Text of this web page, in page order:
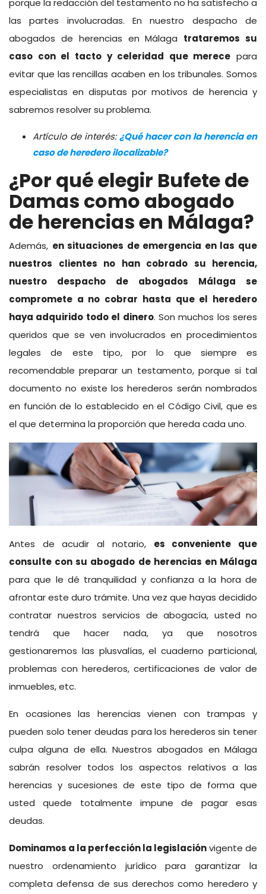
porque la redacción del testamento no ha satisfecho a
las partes involucradas. En nuestro despacho de
abogados de herencias en Málaga trataremos su
caso con el tacto y celeridad que merece para
evitar que las rencillas acaben en los tribunales. Somos
especialistas en disputas por motivos de herencia y
sabremos resolver su problema.
Artículo de interés:¿Qué hacer con la herencia en
caso de heredero ilocalizable?
¿Por qué elegir Bufete de
Damas como abogado
de herencias en Málaga?
Además, en situaciones de emergencia en las que
nuestros clientes no han cobrado su herencia,
nuestro despacho de abogados Málaga se
compromete a no cobrar hasta que el heredero
haya adquirido todo el dinero. Son muchos los seres
queridos que se ven involucrados en procedimientos
legales de este tipo, por lo que siempre es
recomendable preparar un testamento, porque si tal
documento no existe los herederos serán nombrados
en función de lo establecido en el Código Civil, que es
el que determina la proporción que hereda cada uno.
Antes de acudir al notario, es conveniente que
consulte con su abogado de herencias en Málaga
para que le dé tranquilidad y confianza a la hora de
afrontar este duro trámite. Una vez que hayas decidido
contratar nuestros servicios de abogacía, usted no
tendrá que hacer nada, ya que nosotros
gestionaremos las plusvalías, el cuaderno particional,
problemas con herederos, certificaciones de valor de
inmuebles, etc.
En ocasiones las herencias vienen con trampas y
pueden solo tener deudas para los herederos sin tener
culpa alguna de ella. Nuestros abogados en Málaga
sabrán resolver todos los aspectos relativos a las
herencias y sucesiones de este tipo de forma que
usted quede totalmente impune de pagar esas
deudas.
Dominamos a la perfección la legislaciónvigente de
nuestro ordenamiento jurídico para garantizar la
completa defensa de sus derechos como heredero y